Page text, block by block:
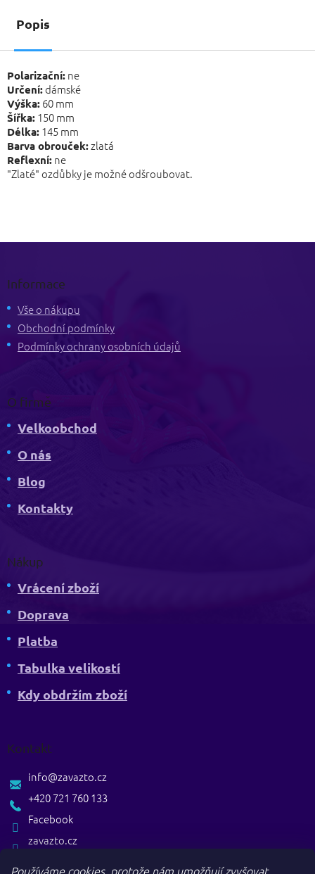
Používáme cookies, protože nám umožňují zvyšovat
Popis
Polarizační: ne
Určení:dámské
Výška: 60 mm
Šířka: 150 mm
Délka: 145 mm
Barva obrouček:zlatá
Reflexní: ne
"Zlaté" ozdůbky je možné odšroubovat.
Informace
Vše o nákupu
Obchodní podmínky
Podmínky ochrany osobních údajů
O firmě
Velkoobchod
O nás
Blog
Kontakty
Nákup
Vrácení zboží
Doprava
Platba
Tabulka velikostí
Kdy obdržím zboží
Kontakt
zavazto.cz
info@zavazto.cz
+420 721 760 133
Facebook